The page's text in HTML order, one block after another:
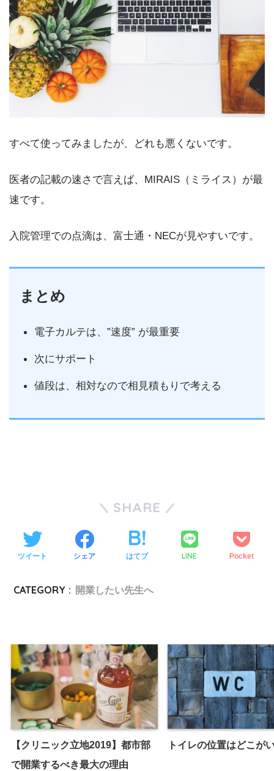
すべて使ってみましたが、どれも悪くないです。
医者の記載の速さで言えば、MIRAIS（ミライス）が最
速です。
入院管理での点滴は、富士通・NECが見やすいです。
まとめ
電子カルテは、”速度” が最重要
次にサポート
値段は、相対なので相見積もりで考える
SHARE
ツイート シェア はてブ LINE Pocket
CATEGORY : 開業したい先生へ
【クリニック立地2019】都市部
で開業するべき最大の理由
トイレの位置はどこが